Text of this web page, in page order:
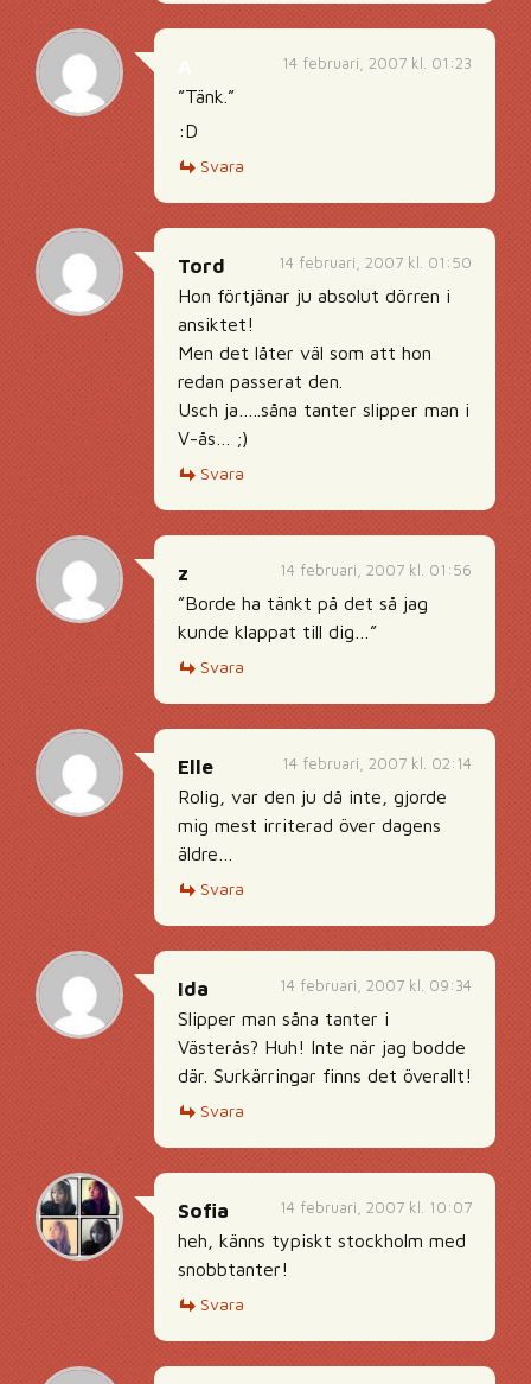
14 februari, 2007 kl. 01:23
”Tänk.”
:D
Svara
14 februari, 2007 kl. 01:50
Tord
Hon förtjänar ju absolut dörren i
ansiktet!
Men det låter väl som att hon
redan passerat den.
Usch ja…..såna tanter slipper man i
V-ås… ;)
Svara
14 februari, 2007 kl. 01:56
z
”Borde ha tänkt på det så jag
kunde klappat till dig…”
Svara
14 februari, 2007 kl. 02:14
Elle
Rolig, var den ju då inte, gjorde
mig mest irriterad över dagens
äldre…
Svara
14 februari, 2007 kl. 09:34
Ida
Slipper man såna tanter i
Västerås? Huh! Inte när jag bodde
där. Surkärringar finns det överallt!
Svara
14 februari, 2007 kl. 10:07
Sofia
heh, känns typiskt stockholm med
snobbtanter!
Svara